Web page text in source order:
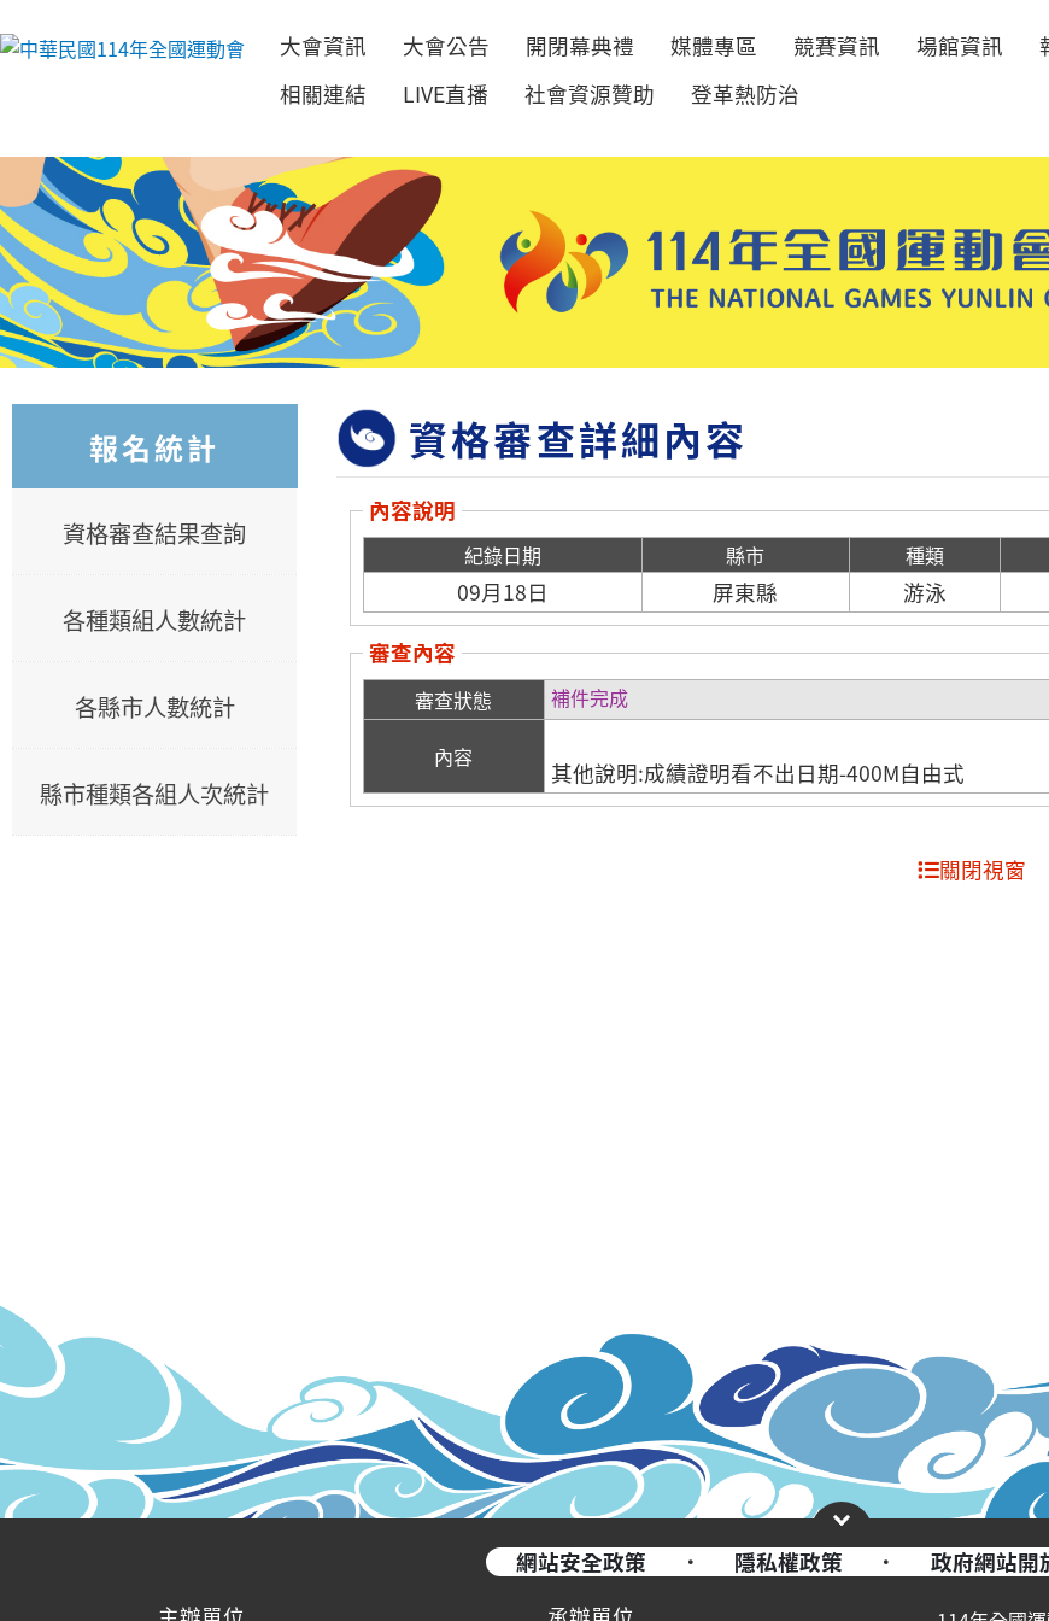
跳到主要內容
大會資訊 大會公告 開閉幕典禮 媒體專區 競賽資訊 場館資訊
相關連結
LIVE直播 社會資源贊助 登革熱防治
報名統計
資格審查結果查詢
各種類組人數統計
各縣市人數統計
縣市種類各組人次統計
資格審查詳細內容
內容說明
紀錄日期 縣市 種類
09月18日 屏東縣 游泳
審查內容
審查狀態 補件完成
內容
其他說明:成績證明看不出日期-400M自由式
關閉視窗
網站安全政策 · 隱私權政策 ·
政府網站開